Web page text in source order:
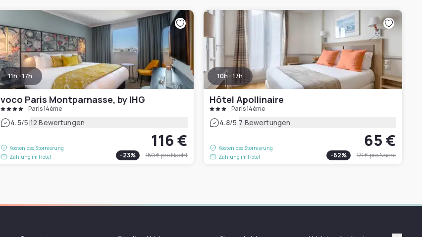
11h - 17h
voco Paris Montparnasse, by IHG
Paris 14ème
4.5/5|12 Bewertungen
Kostenlose Stornierung
Zahlung im Hotel
116 €
-23% 150 €pro Nacht
10h - 17h
Hôtel Apollinaire
Paris 14ème
4.8/5|7 Bewertungen
Kostenlose Stornierung
Zahlung im Hotel
65 €
-62% 171 €pro Nacht